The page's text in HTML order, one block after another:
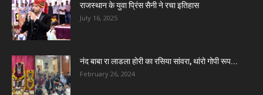
राजस्थान के युवा प्रिंस सैनी ने रचा इतिहास
July 16, 2025
नंद बाबा रा लाडला होरी का रसिया सांवरा, थांरो गोपी रूप...
February 26, 2024